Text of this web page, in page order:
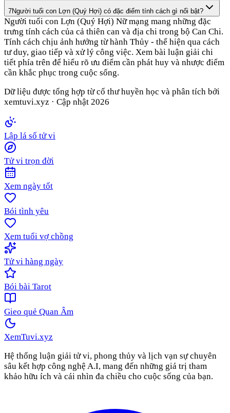
7Người tuổi con Lợn (Quý Hợi) có đặc điểm tính cách gì nổi bật?
Người tuổi con Lợn (Quý Hợi) Nữ mạng mang những đặc
trưng tính cách của cả thiên can và địa chi trong bộ Can Chi.
Tính cách chịu ảnh hưởng từ hành Thủy - thể hiện qua cách
tư duy, giao tiếp và xử lý công việc. Xem bài luận giải chi
tiết phía trên để hiểu rõ ưu điểm cần phát huy và nhược điểm
cần khắc phục trong cuộc sống.
Dữ liệu được tổng hợp từ cổ thư huyền học và phân tích bởi
xemtuvi.xyz · Cập nhật 2026
Lập lá số tử vi
Tử vi trọn đời
Xem ngày tốt
Bói tình yêu
Xem tuổi vợ chồng
Tử vi hàng ngày
Bói bài Tarot
Gieo quẻ Quan Âm
XemTuvi.xyz
Hệ thống luận giải tử vi, phong thủy và lịch vạn sự chuyên
sâu kết hợp công nghệ A.I, mang đến những giá trị tham
khảo hữu ích và cái nhìn đa chiều cho cuộc sống của bạn.